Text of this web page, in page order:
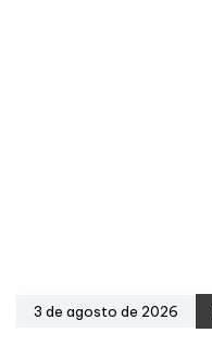
3 de agosto de 2026